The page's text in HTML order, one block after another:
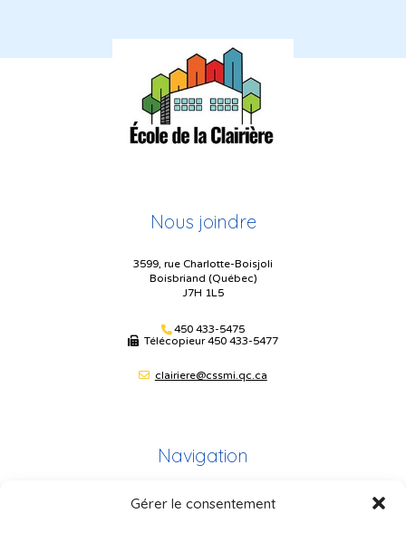
Gérer le consentement
Nous joindre
3599, rue Charlotte-Boisjoli
Boisbriand (Québec)
J7H 1L5
450 433-5475
Télécopieur450 433-5477
clairiere@cssmi.qc.ca
Navigation
Plan du site